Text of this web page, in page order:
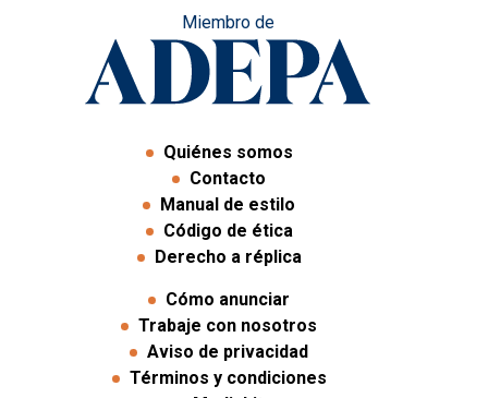
Miembro de
Quiénes somos
Contacto
Manual de estilo
Código de ética
Derecho a réplica
Cómo anunciar
Trabaje con nosotros
Aviso de privacidad
Términos y condiciones